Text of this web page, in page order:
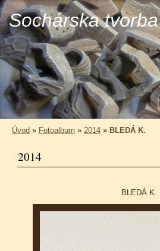
Sochárska tvorba
Úvod » Fotoalbum » 2014 » BLEDÁ K.
2014
BLEDÁ K.